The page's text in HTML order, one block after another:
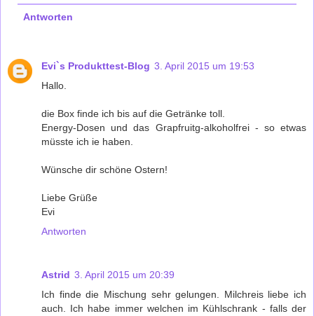
Antworten
Evi`s Produkttest-Blog 3. April 2015 um 19:53
Hallo.
die Box finde ich bis auf die Getränke toll.
Energy-Dosen und das Grapfruitg-alkoholfrei - so etwas
müsste ich ie haben.
Wünsche dir schöne Ostern!
Liebe Grüße
Evi
Antworten
Astrid 3. April 2015 um 20:39
Ich finde die Mischung sehr gelungen. Milchreis liebe ich
auch. Ich habe immer welchen im Kühlschrank - falls der